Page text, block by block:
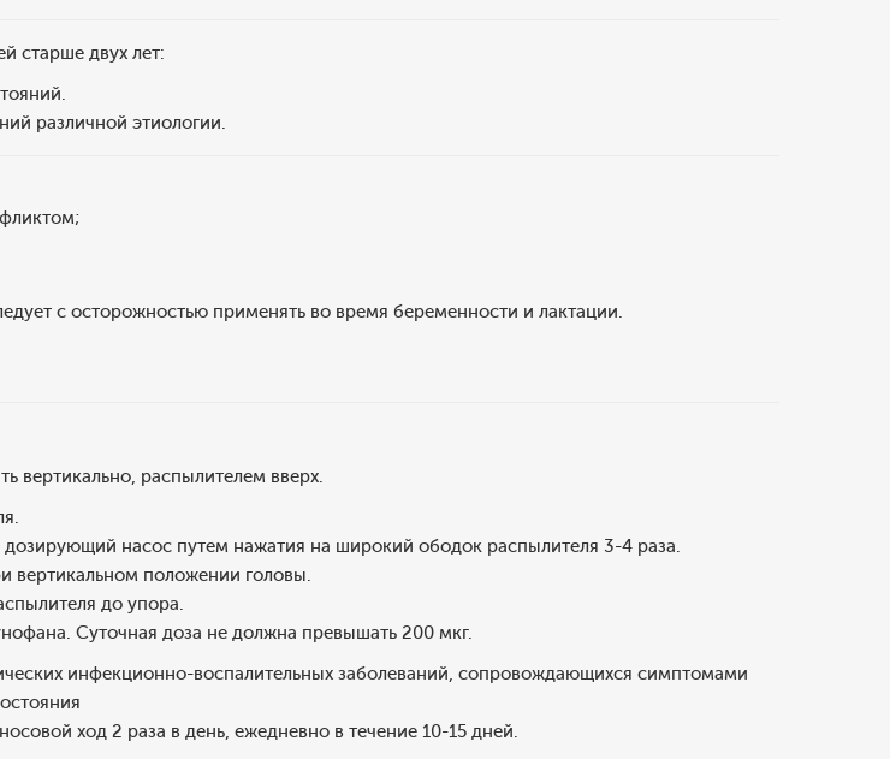
старше двух лет:
различной этиологии.
с осторожностью применять во время беременности и лактации.
вертикально, распылителем вверх.
насос путем нажатия на широкий ободок распылителя 3-4 раза.
вертикальном положении головы.
до упора.
Суточная доза не должна превышать 200 мкг.
инфекционно-воспалительных заболеваний, сопровождающихся симптомами
ход 2 раза в день, ежедневно в течение 10-15 дней.